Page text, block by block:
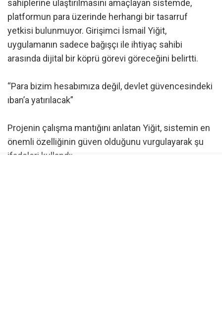
sahiplerine ulaştırılmasını amaçlayan sistemde,
platformun para üzerinde herhangi bir tasarruf
yetkisi bulunmuyor. Girişimci İsmail Yiğit,
uygulamanın sadece bağışçı ile ihtiyaç sahibi
arasında dijital bir köprü görevi göreceğini belirtti.
“Para bizim hesabımıza değil, devlet güvencesindeki
ıban’a yatırılacak”
Projenin çalışma mantığını anlatan Yiğit, sistemin en
önemli özelliğinin güven olduğunu vurgulayarak şu
ifadeleri kullandı: